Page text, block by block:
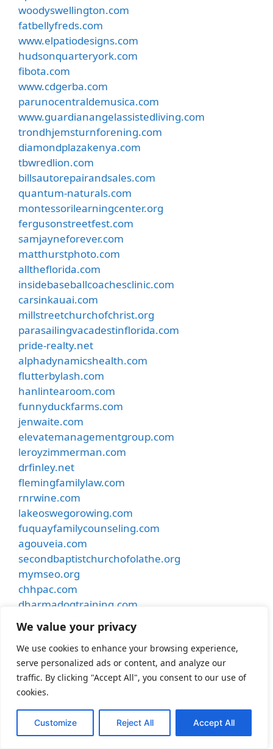
We value your privacy
We use cookies to enhance your browsing experience,
serve personalized ads or content, and analyze our
traffic. By clicking "Accept All", you consent to our use of
cookies.
Customize Reject All Accept All
woodyswellington.com
fatbellyfreds.com
www.elpatiodesigns.com
hudsonquarteryork.com
fibota.com
www.cdgerba.com
parunocentraldemusica.com
www.guardianangelassistedliving.com
trondhjemsturnforening.com
diamondplazakenya.com
tbwredlion.com
billsautorepairandsales.com
quantum-naturals.com
montessorilearningcenter.org
fergusonstreetfest.com
samjayneforever.com
matthurstphoto.com
alltheflorida.com
insidebaseballcoachesclinic.com
carsinkauai.com
millstreetchurchofchrist.org
parasailingvacadestinflorida.com
pride-realty.net
alphadynamicshealth.com
flutterbylash.com
hanlintearoom.com
funnyduckfarms.com
jenwaite.com
elevatemanagementgroup.com
leroyzimmerman.com
drfinley.net
flemingfamilylaw.com
rnrwine.com
lakeoswegorowing.com
fuquayfamilycounseling.com
agouveia.com
secondbaptistchurchofolathe.org
mymseo.org
chhpac.com
dharmadogtraining.com
motionaudiotx.com
rttl.me
rescomheating.com
mimiweddings.com
besthostinnkansascity.com
smithdentalcare.net
undergroundmusiccafe.com
samhubermusic.com
apexfence.net